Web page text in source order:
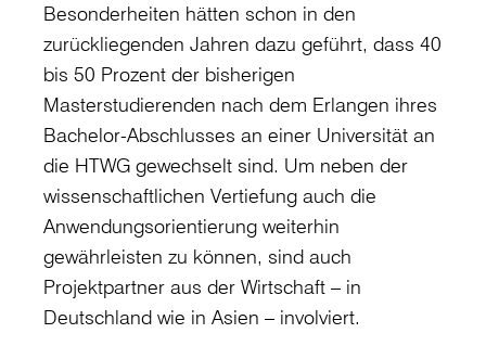
Besonderheiten hätten schon in den
zurückliegenden Jahren dazu geführt, dass 40
bis 50 Prozent der bisherigen
Masterstudierenden nach dem Erlangen ihres
Bachelor-Abschlusses an einer Universität an
die HTWG gewechselt sind. Um neben der
wissenschaftlichen Vertiefung auch die
Anwendungsorientierung weiterhin
gewährleisten zu können, sind auch
Projektpartner aus der Wirtschaft – in
Deutschland wie in Asien – involviert.